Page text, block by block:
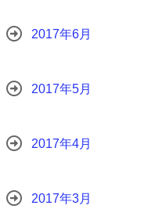
2017年6月
2017年5月
2017年4月
2017年3月